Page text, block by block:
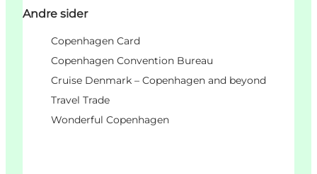
Andre sider
Copenhagen Card
Copenhagen Convention Bureau
Cruise Denmark – Copenhagen and beyond
Travel Trade
Wonderful Copenhagen